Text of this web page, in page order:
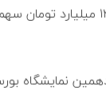
میلیارد تومان جایگاه دوم ارزش معاملاتی را داشتند.
نمایشگاه